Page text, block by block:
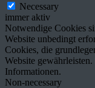
Necessary
immer aktiv
Notwendige Cookies
Website unbedingt
Cookies, die
Website
Informationen.
Non-necessary